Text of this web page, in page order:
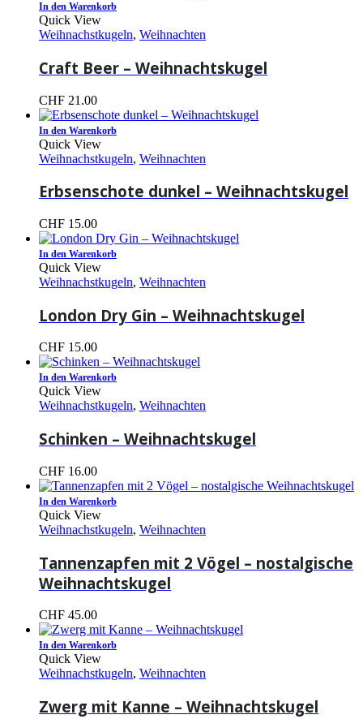
In den Warenkorb
Quick View
Weihnachstkugeln, Weihnachten
Craft Beer – Weihnachtskugel
CHF 21.00
In den Warenkorb
Quick View
Weihnachstkugeln, Weihnachten
Erbsenschote dunkel – Weihnachtskugel
CHF 15.00
In den Warenkorb
Quick View
Weihnachstkugeln, Weihnachten
London Dry Gin – Weihnachtskugel
CHF 15.00
In den Warenkorb
Quick View
Weihnachstkugeln, Weihnachten
Schinken – Weihnachtskugel
CHF 16.00
In den Warenkorb
Quick View
Weihnachstkugeln, Weihnachten
Tannenzapfen mit 2 Vögel – nostalgische
Weihnachtskugel
CHF 45.00
In den Warenkorb
Quick View
Weihnachstkugeln, Weihnachten
Zwerg mit Kanne – Weihnachtskugel